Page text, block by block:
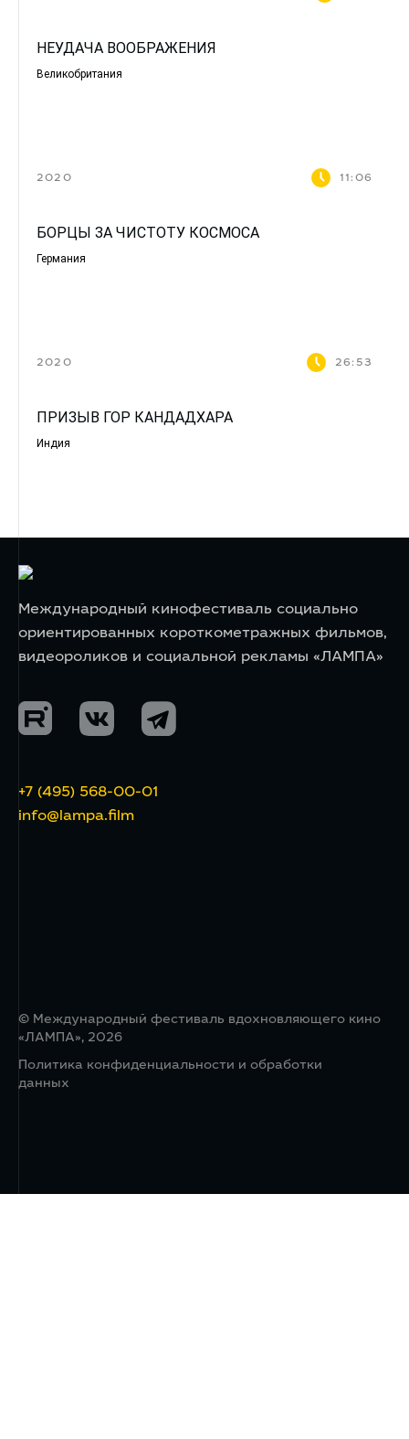
НЕУДАЧА ВООБРАЖЕНИЯ
Великобритания
2020 11:06
БОРЦЫ ЗА ЧИСТОТУ КОСМОСА
Германия
2020 26:53
ПРИЗЫВ ГОР КАНДАДХАРА
Индия
Международный кинофестиваль социально
ориентированных короткометражных фильмов,
видеороликов и социальной рекламы «ЛАМПА»
+7 (495) 568-00-01
info@lampa.film
© Международный фестиваль вдохновляющего кино
«ЛАМПА», 2026
Политика конфиденциальности и обработки
данных